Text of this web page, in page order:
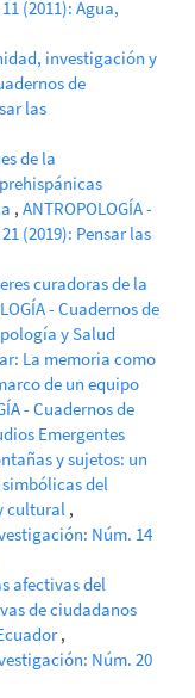
(2011): Agua,
investigación y
de
las
de la
, ANTROPOLOGÍA -
(2019): Pensar las
curadoras de la
- Cuadernos de
y Salud
La memoria como
de un equipo
- Cuadernos de
Emergentes
y sujetos: un
del
cultural ,
Núm. 14
afectivas del
de ciudadanos
,
Núm. 20